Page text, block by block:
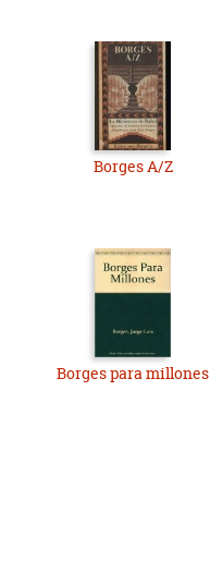
Borges A/Z
Borges para millones